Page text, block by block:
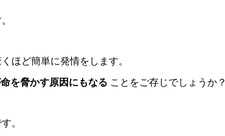
ほど簡単に発情をします。
を脅かす原因にもなる ことをご存じでしょうか？
。